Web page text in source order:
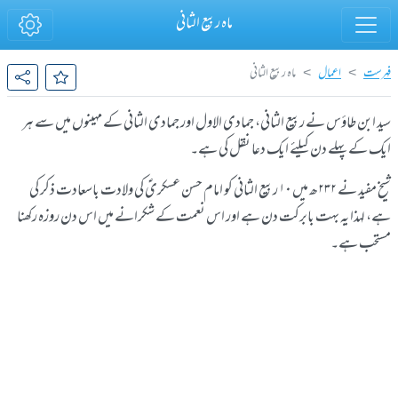
ماہ ربیع الثانی
فہرست اعمال ماہ ربیع الثانی
سید ابن طاؤس نے ربیع الثانی، جمادی الاول اور جمادی الثانی کے مہینوں میں سے ہر
ایک کے پہلے دن کیلئے ایک دعا نقل کی ہے۔
شیخ مفید نے ۲۳۲ھ میں ۱۰ ربیع الثانی کو امام حسن عسکریؑ کی ولادت باسعادت ذکر کی
ہے، لہذا یہ بہت بابرکت دن ہے اور اس نعمت کے شکرانے میں اس دن روزہ رکھنا
مستحب ہے۔